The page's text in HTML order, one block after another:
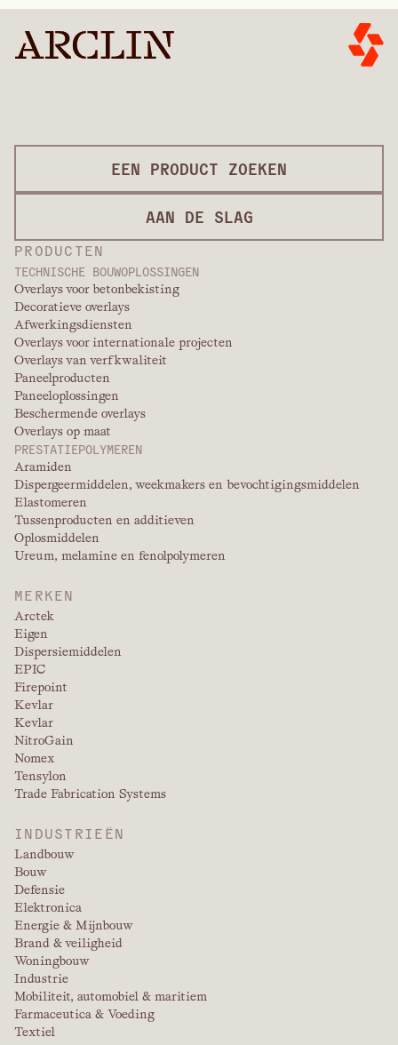
PRODUCTEN
TECHNISCHE BOUWOPLOSSINGEN
Overlays voor betonbekisting
Decoratieve overlays
Afwerkingsdiensten
Overlays voor internationale projecten
Overlays van verfkwaliteit
Paneelproducten
Paneeloplossingen
Beschermende overlays
Overlays op maat
PRESTATIEPOLYMEREN
Aramiden
Dispergeermiddelen, weekmakers en bevochtigingsmiddelen
Elastomeren
Tussenproducten en additieven
Oplosmiddelen
Ureum, melamine en fenolpolymeren
MERKEN
Arctek
Eigen
Dispersiemiddelen
EPIC
Firepoint
Kevlar
Kevlar
NitroGain
Nomex
Tensylon
Trade Fabrication Systems
INDUSTRIEËN
Landbouw
Bouw
Defensie
Elektronica
Energie & Mijnbouw
Brand & veiligheid
Woningbouw
Industrie
Mobiliteit, automobiel & maritiem
Farmaceutica & Voeding
Textiel
EEN PRODUCT ZOEKEN
AAN DE SLAG